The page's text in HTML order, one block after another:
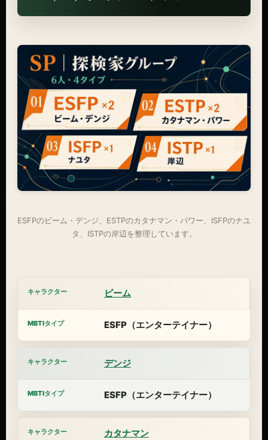
ESFPのビーム・デンジ、ESTPのカタナマン・パワー、ISFPのナユ
タ、ISTPの岸辺を整理しています。
ビーム
ESFP（エンターテイナー）
デンジ
ESFP（エンターテイナー）
カタナマン